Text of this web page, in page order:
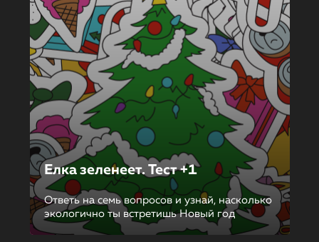
Елка зеленеет. Тест +1
Ответь на семь вопросов и узнай, насколько
экологично ты встретишь Новый год